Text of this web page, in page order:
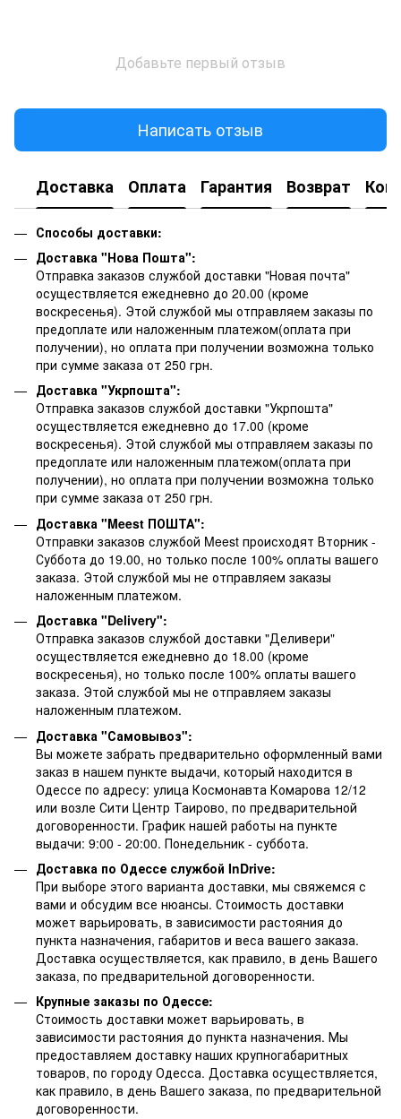
Добавьте первый отзыв
Написать отзыв
Доставка Оплата Гарантия Возврат
Способы доставки:
Доставка "Нова Пошта":
Отправка заказов службой доставки "Новая почта"
осуществляется ежедневно до 20.00 (кроме
воскресенья). Этой службой мы отправляем заказы по
предоплате или наложенным платежом(оплата при
получении), но оплата при получении возможна только
при сумме заказа от 250 грн.
Доставка "Укрпошта":
Отправка заказов службой доставки "Укрпошта"
осуществляется ежедневно до 17.00 (кроме
воскресенья). Этой службой мы отправляем заказы по
предоплате или наложенным платежом(оплата при
получении), но оплата при получении возможна только
при сумме заказа от 250 грн.
Доставка "Meest ПОШТА":
Отправки заказов службой Meest происходят Вторник -
Суббота до 19.00, но только после 100% оплаты вашего
заказа. Этой службой мы не отправляем заказы
наложенным платежом.
Доставка "Delivery":
Отправка заказов службой доставки "Деливери"
осуществляется ежедневно до 18.00 (кроме
воскресенья), но только после 100% оплаты вашего
заказа. Этой службой мы не отправляем заказы
наложенным платежом.
Доставка "Самовывоз":
Вы можете забрать предварительно оформленный вами
заказ в нашем пункте выдачи, который находится в
Одессе по адресу: улица Космонавта Комарова 12/12
или возле Сити Центр Таирово, по предварительной
договоренности. График нашей работы на пункте
выдачи: 9:00 - 20:00. Понедельник - суббота.
Доставка по Одессе службой InDrive:
При выборе этого варианта доставки, мы свяжемся с
вами и обсудим все нюансы. Стоимость доставки
может варьировать, в зависимости растояния до
пункта назначения, габаритов и веса вашего заказа.
Доставка осуществляется, как правило, в день Вашего
заказа, по предварительной договоренности.
Крупные заказы по Одессе:
Стоимость доставки может варьировать, в
зависимости растояния до пункта назначения. Мы
предоставляем доставку наших крупногабаритных
товаров, по городу Одесса. Доставка осуществляется,
как правило, в день Вашего заказа, по предварительной
договоренности.